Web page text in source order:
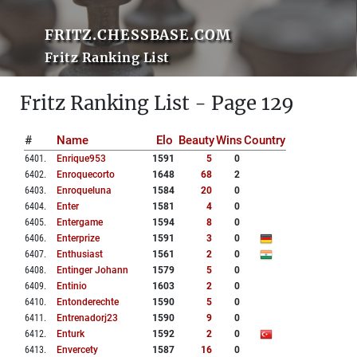
FRITZ.CHESSBASE.COM
Fritz Ranking List
Fritz Ranking List - Page 129
# Name Elo BeautyWinsCountry
6401 . Enrique953 1591 5
0
6402. Enroquecorto 1648 68
2
6403. Enroqueluna 1584 20
0
6404. Enter 1581 4
0
6405. Entergame 1594 8
0
6406. Enterprize 1591 3
0
6407. Enthusiast 1561 2
0
6408. Entinger Johann 1579 5
0
6409. Entinio 1603 2
0
6410. Entonderechte 1590 5
0
6411 . Entrenadorj23 1590 9
0
6412. Enturk 1592 2
0
6413. Envercety 1587 16
0